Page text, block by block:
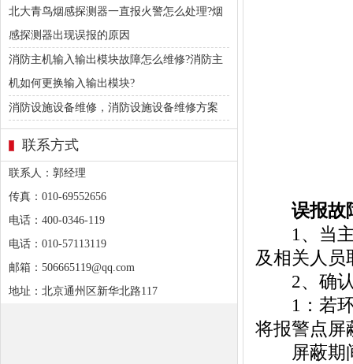
北大青鸟烟感探测器一直报火警怎么处理?烟
感探测器出现误报的原因
消防主机输入输出模块故障怎么维修?消防主
机如何更换输入输出模块?
消防设施设备维修，消防设施设备维修方案
联系方式
联系人：郭经理
传真：010-69552656
电话：400-0346-119
电话：010-57113119
邮箱：506665119@qq.com
地址：北京通州区新华北路117
误报故
1、当主
及相关人员
2、确认
1：若环
将报警点屏
屏蔽期间